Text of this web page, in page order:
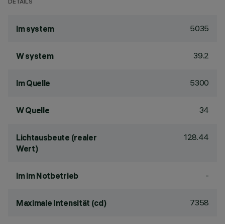
DETAILS
lm system 5035
W system 39.2
lm Quelle 5300
W Quelle 34
Lichtausbeute (realer
Wert)
128.44
lm im Notbetrieb -
Maximale Intensität (cd) 7358